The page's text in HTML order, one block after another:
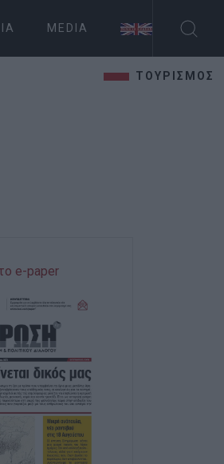
MEDIA
ΤΟΥΡΙΣΜΟΣ
e-paper